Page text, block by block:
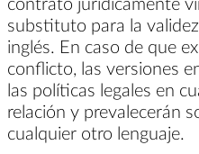
substituto para la
inglés. En caso de que
conflicto, las versiones
las políticas legales en
relación y prevalecerán
cualquier otro lenguaje.